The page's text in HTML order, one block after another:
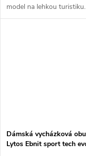
model na lehkou turistiku.
Dámská vycházková
Lytos Ebnit sport tech